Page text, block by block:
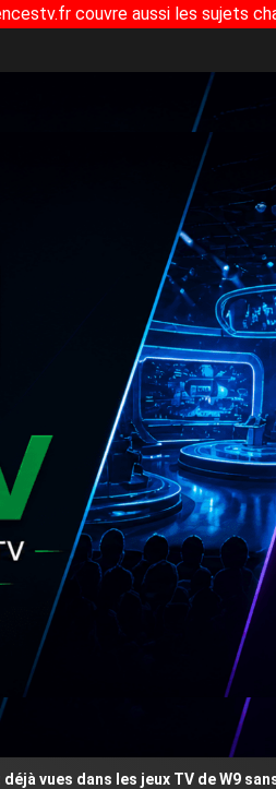
couvre aussi les sujets
vues dans les jeux TV de W9 sans le